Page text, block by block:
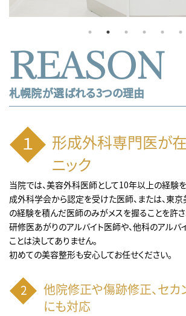
REASON
札幌院が選ばれる3つの理由
形成外科専門医が
ニック
当院では、美容外科医師として10年以上の経験
成外科学会から認定を受けた医師、または、東
の経験を積んだ医師のみがメスを握ることを許さ
研修医あがりのアルバイト医師や、他科のアルバ
ことは決してありません。
初めての美容整形も安心してお任せください。
他院修正や傷跡修正、セカ
にも対応